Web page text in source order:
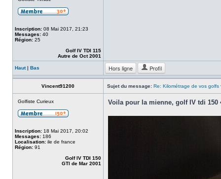
Inscription: 08 Mai 2017, 21:23
Messages: 40
Région: 25
Golf IV TDI 115
Autre de Oct 2001
Haut| Bas Hors ligne Profil
Vincent91200 Sujet du message: Re: Kilométrage de vos golfs
Golfiste Curieux
Inscription: 18 Mai 2017, 20:02
Messages: 186
Localisation: ile de france
Région: 91
Golf IV TDI 150
GTI de Mar 2001
Voila pour la mienne, golf IV tdi 150